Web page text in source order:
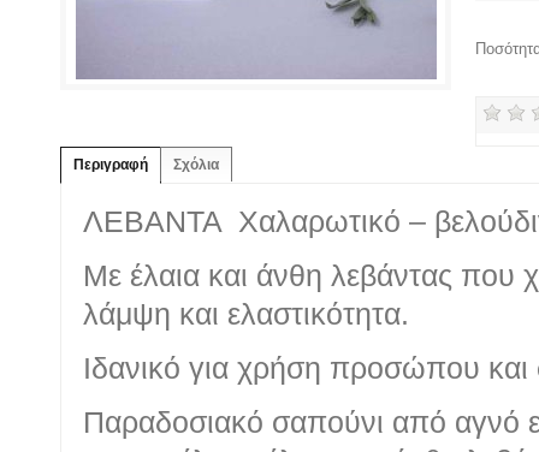
Περιγραφή Σχόλια
ΛΕΒΑΝΤΑ Χαλαρωτικό –
Με έλαια και άνθη λεβάντας που
λάμψη και ελαστικότητα.
Ιδανικό για χρήση προσώπου
Παραδοσιακό σαπούνι από αγνό